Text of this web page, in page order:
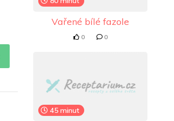
Vařené bílé fazole
0 0
45 minut